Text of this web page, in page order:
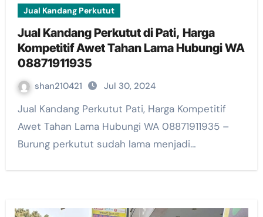
Jual Kandang Perkutut
Jual Kandang Perkutut di Pati, Harga
Kompetitif Awet Tahan Lama Hubungi WA
08871911935
shan210421 Jul 30, 2024
Jual Kandang Perkutut Pati, Harga Kompetitif
Awet Tahan Lama Hubungi WA 08871911935 –
Burung perkutut sudah lama menjadi…